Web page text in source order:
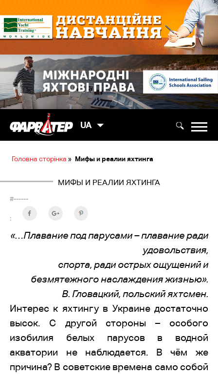
UA
Головна сторінка » Мифы и реалии яхтинга
МИФЫ И РЕАЛИИ ЯХТИНГА
#------
:
«…Плавание под парусами – плавание ради
удовольствия,
спорта, ради острых ощущений и
безмятежного наслаждения жизнью».
В. Гловацкий, польский яхтсмен.
Интерес к яхтингу в Украине достаточно
высок. С другой стороны – особого
изобилия белых парусов в водной
акватории не наблюдается. В чём же
причина? В советские времена само собой